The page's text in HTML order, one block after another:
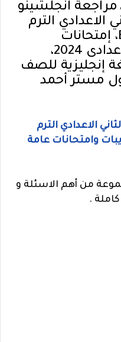
مراجعة انجلشينو
الاعدادي الترم
الاول كتاب Englishiano، إمتحانات
وتدريبات إنجليزي تانية اعدادى 2024،
إنجليزية للصف
مستر أحمد
الاعدادي الترم
وامتحانات عامة
من أهم الاسئلة و
.